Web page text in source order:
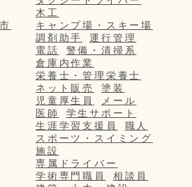
木工
キャンプ場・スキー場
調剤助手
運行管理
電話
警備・清掃系
倉庫内作業
栄養士・管理栄養士
ネット販売
塗装
児童厚生員
メール
医師
学生サポート
生涯学習支援員
職人
スポーツ・スイミング
施設
専属ドライバー
学術専門職員
相談員